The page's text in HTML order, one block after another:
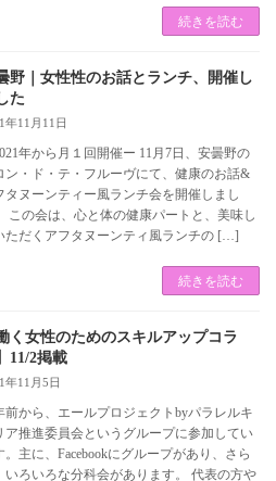
続きを読む
野｜女性性のお話とランチ、開催し
た
年11月11日
年から月１回開催ー 11月7日、安曇野の
ン・ド・テ・フルーヴにて、健康のお話&
タヌーンティー風ランチ会を開催しまし
この会は、心と体の健康パートと、美味し
ただくアフタヌーンティ風ランチの […]
続きを読む
く女性のためのスキルアップコラ
11/2掲載
年11月5日
前から、エールプロジェクトbyパラレルキ
ア推進委員会というグループに参加してい
。主に、Facebookにグループがあり、さら
いろいろな分科会があります。 代表の方や